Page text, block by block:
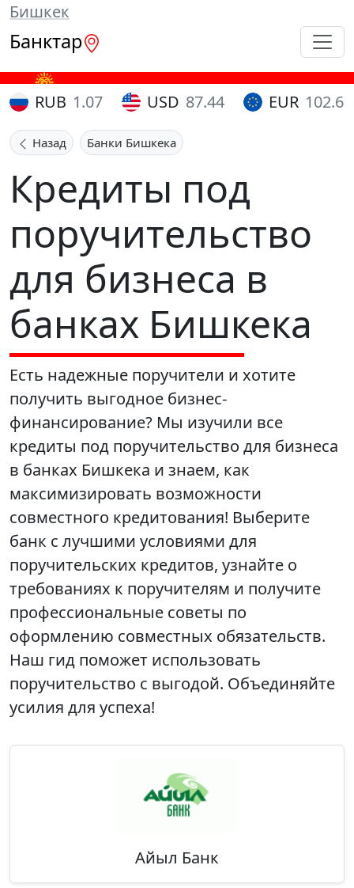
Бишкек
Банктар
RUB 1.07 USD 87.44 EUR 102.65
Назад Банки Бишкека
Кредиты под
поручительство
для бизнеса в
банках Бишкека
Есть надежные поручители и хотите
получить выгодное бизнес-
финансирование? Мы изучили все
кредиты под поручительство для бизнеса
в банках Бишкека и знаем, как
максимизировать возможности
совместного кредитования! Выберите
банк с лучшими условиями для
поручительских кредитов, узнайте о
требованиях к поручителям и получите
профессиональные советы по
оформлению совместных обязательств.
Наш гид поможет использовать
поручительство с выгодой. Объединяйте
усилия для успеха!
Айыл Банк